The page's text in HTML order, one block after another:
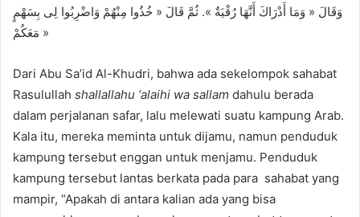
وَقَالَ « وَمَا أَدْرَاكَ أَنَّهَا رُقْيَةٌ ». ثُمَّ قَالَ « خُذُوا مِنْهُمْ وَاضْرِبُوا لِى بِسَهْمٍ
مَعَكُمْ »
Dari Abu Sa’id Al-Khudri, bahwa ada sekelompok sahabat
Rasulullah shallallahu ‘alaihi wa sallam dahulu berada
dalam perjalanan safar, lalu melewati suatu kampung Arab.
Kala itu, mereka meminta untuk dijamu, namun penduduk
kampung tersebut enggan untuk menjamu. Penduduk
kampung tersebut lantas berkata pada para sahabat yang
mampir, “Apakah di antara kalian ada yang bisa